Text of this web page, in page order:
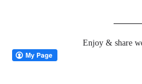
Enjoy & share